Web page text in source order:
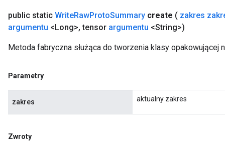
public static WriteRawProtoSummary create ( zakres
argumentu <Long>, tensor argumentu <String>)
Metoda fabryczna służąca do tworzenia klasy opakowującej
Parametry
zakres aktualny zakres
Zwroty